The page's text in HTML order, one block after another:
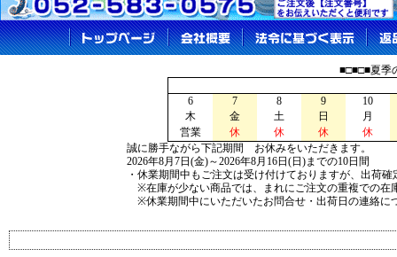
■□■□■夏季
6 7 8 9
10
木
金 土 日
月
営業
休 休 休
休
誠に勝手ながら下記期間 お休みをいただきます。
2026年8月7日(金)～2026年8月16日(日)までの10日間
・休業期間中もご注文は受け付けておりますが、出荷
※在庫が少ない商品では、まれにご注文の重複での在
※休業期間中にいただいたお問合せ・出荷日の連絡に